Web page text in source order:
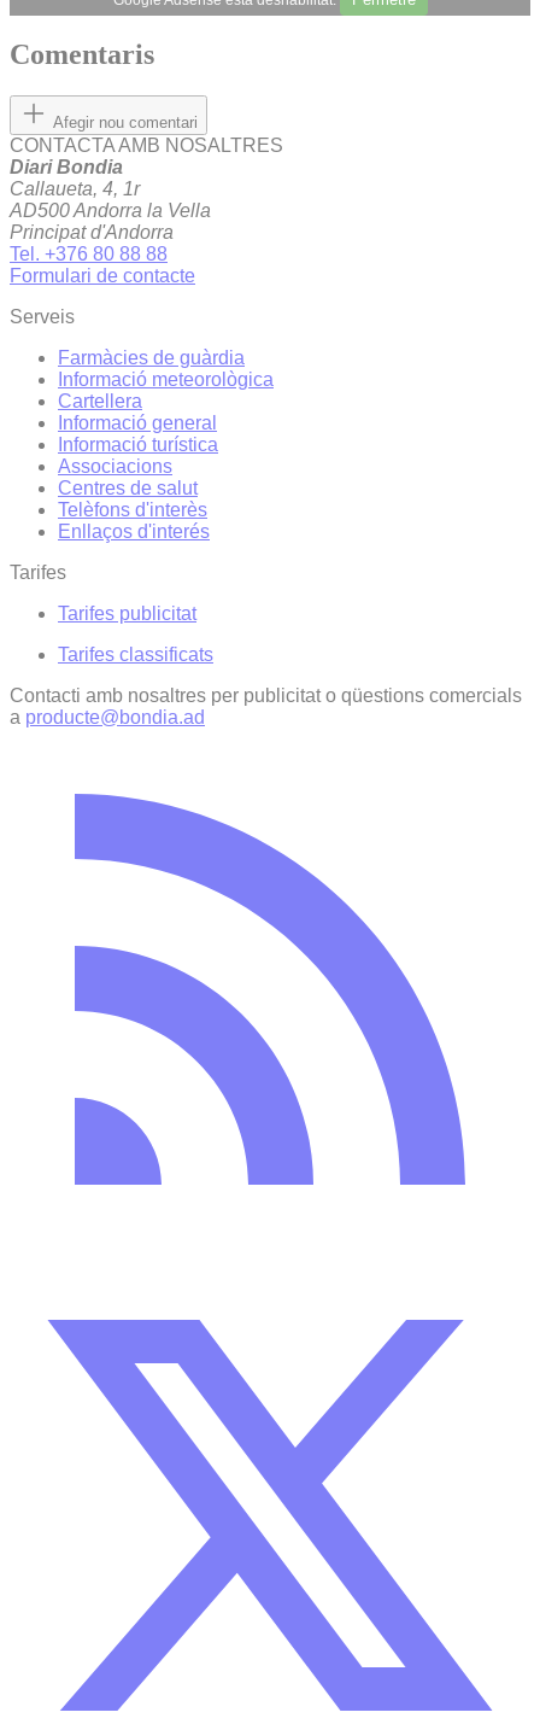
Comentaris
Afegir nou comentari
CONTACTA AMB NOSALTRES
Diari Bondia
Callaueta, 4, 1r
AD500 Andorra la Vella
Principat d'Andorra
Tel. +376 80 88 88
Formulari de contacte
Serveis
Farmàcies de guàrdia
Informació meteorològica
Cartellera
Informació general
Informació turística
Associacions
Centres de salut
Telèfons d'interès
Enllaços d'interés
Tarifes
Tarifes publicitat
Tarifes classificats
Contacti amb nosaltres per publicitat o qüestions comercials
a producte@bondia.ad